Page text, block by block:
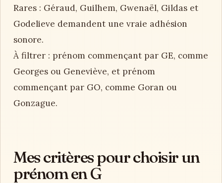
Rares : Géraud, Guilhem, Gwenaël, Gildas et
Godelieve demandent une vraie adhésion
sonore.
À filtrer : prénom commençant par GE, comme
Georges ou Geneviève, et prénom
commençant par GO, comme Goran ou
Gonzague.
Mes critères pour choisir un
prénom en G